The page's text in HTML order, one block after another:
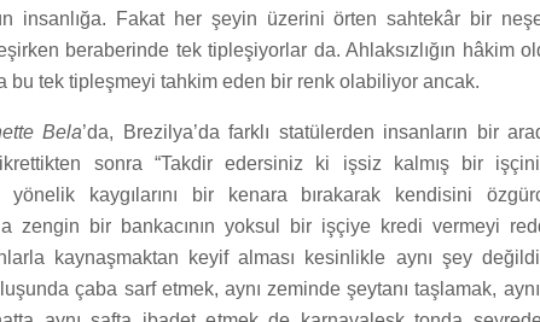
insanlığa. Fakat her şeyin üzerini örten sahtekâr bir
beraberinde tek tipleşiyorlar da. Ahlaksızlığın hâkim
bu tek tipleşmeyi tahkim eden bir renk olabiliyor ancak.
Bela’da, Brezilya’da farklı statülerden insanların bir
sonra “Takdir edersiniz ki işsiz kalmış bir
yönelik kaygılarını bir kenara bırakarak kendisini
zengin bir bankacının yoksul bir işçiye kredi vermeyi
kaynaşmaktan keyif alması kesinlikle aynı şey
çaba sarf etmek, aynı zeminde şeytanı taşlamak,